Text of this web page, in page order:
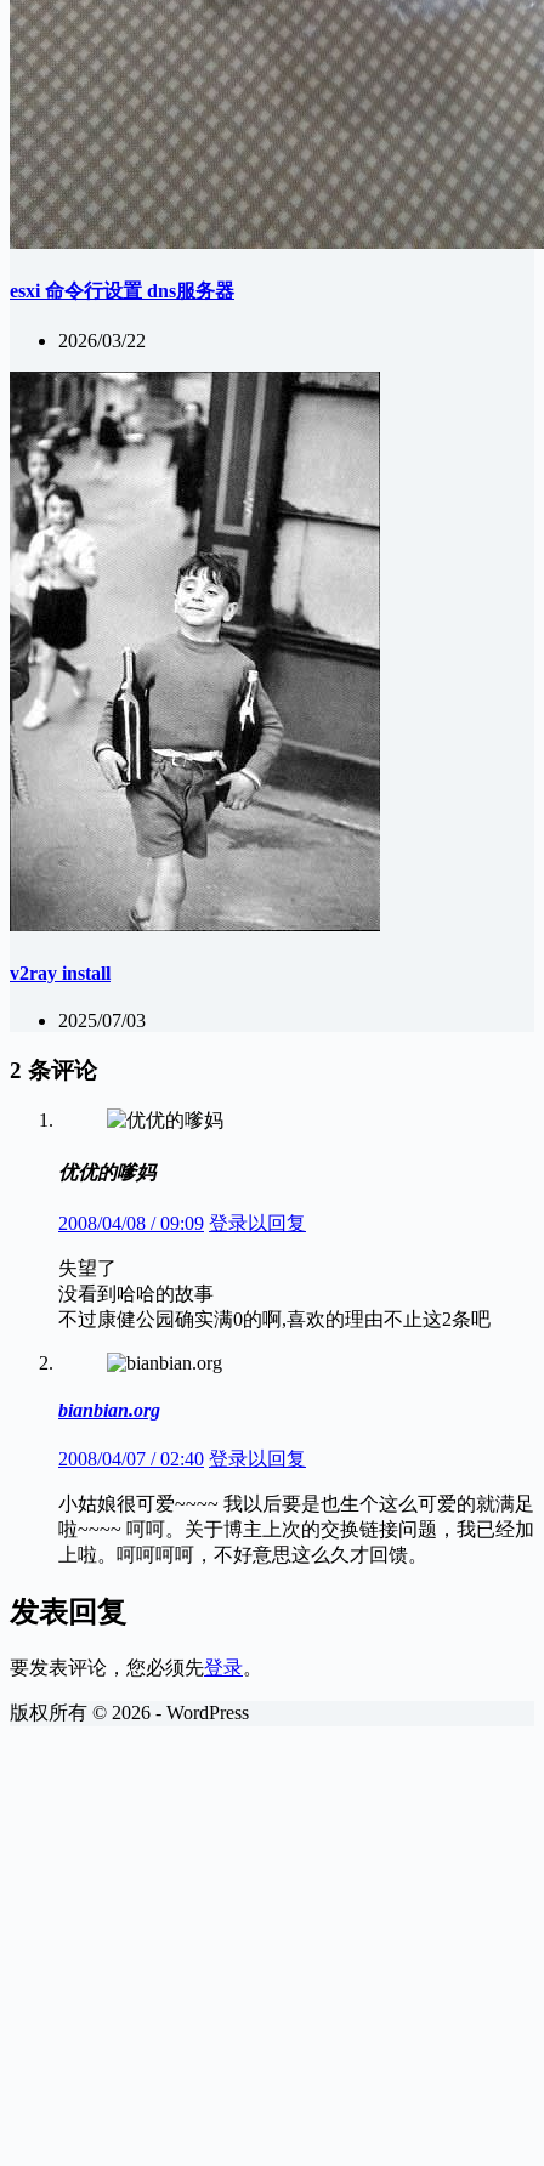
esxi 命令行设置 dns服务器
2026/03/22
v2ray install
2025/07/03
2 条评论
优优的嗲妈
2008/04/08 / 09:09 登录以回复
失望了
没看到哈哈的故事
不过康健公园确实满0的啊,喜欢的理由不止这2条吧
bianbian.org
2008/04/07 / 02:40 登录以回复
小姑娘很可爱~~~~ 我以后要是也生个这么可爱的就满足
啦~~~~ 呵呵。关于博主上次的交换链接问题，我已经加
上啦。呵呵呵呵，不好意思这么久才回馈。
发表回复
要发表评论，您必须先登录。
版权所有 © 2026 - WordPress